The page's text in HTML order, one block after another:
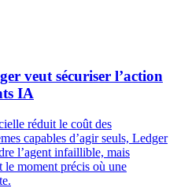
veut sécuriser l’action
IA
réduit le coût des
capables d’agir seuls, Ledger
l’agent infaillible, mais
le moment précis où une